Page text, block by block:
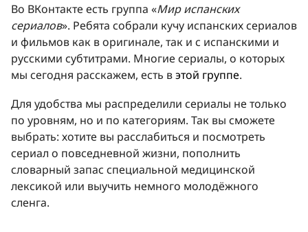
Во ВКонтакте есть группа «Мир испанских
сериалов». Ребята собрали кучу испанских сериалов
и фильмов как в оригинале, так и с испанскими и
русскими субтитрами. Многие сериалы, о которых
мы сегодня расскажем, есть вэтой группе.
Для удобства мы распределили сериалы не только
по уровням, но и по категориям. Так вы сможете
выбрать: хотите вы расслабиться и посмотреть
сериал о повседневной жизни, пополнить
словарный запас специальной медицинской
лексикой или выучить немного молодёжного
сленга.